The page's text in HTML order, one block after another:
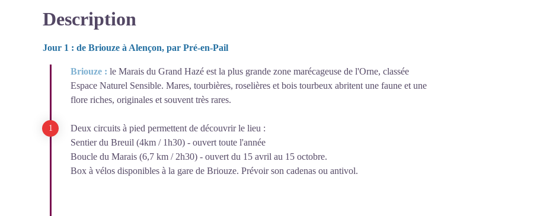
Voir l'image en plein écran
Description
Jour 1 : de Briouze à Alençon, par Pré-en-Pail
Briouze : le Marais du Grand Hazé est la plus grande zone marécageuse de l'Orne, classée
Espace Naturel Sensible. Mares, tourbières, roselières et bois tourbeux abritent une faune et une
flore riches, originales et souvent très rares.
Deux circuits à pied permettent de découvrir le lieu :
Sentier du Breuil (4km / 1h30) - ouvert toute l'année
Boucle du Marais (6,7 km / 2h30) - ouvert du 15 avril au 15 octobre.
Box à vélos disponibles à la gare de Briouze. Prévoir son cadenas ou antivol.